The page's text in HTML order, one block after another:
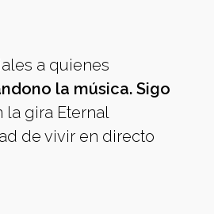
a quienes
la música. Sigo
la gira Eternal
de vivir en directo